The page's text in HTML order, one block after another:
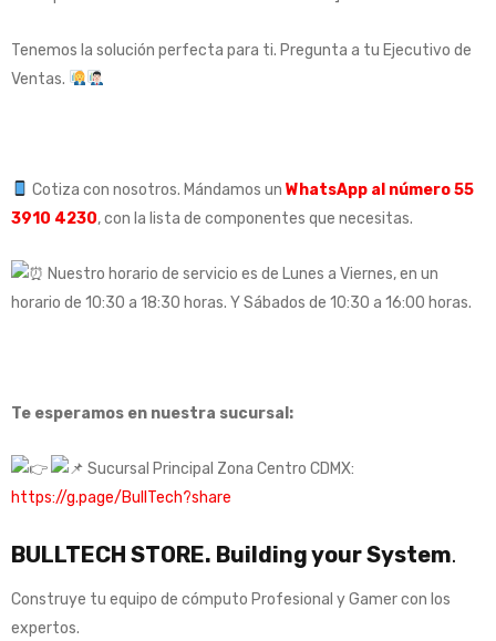
Tenemos la solución perfecta para ti. Pregunta a tu Ejecutivo de
Ventas.
Cotiza con nosotros. Mándamos un WhatsApp al número 55
3910 4230, con la lista de componentes que necesitas.
Nuestro horario de servicio es de Lunes a Viernes, en un
horario de 10:30 a 18:30 horas. Y Sábados de 10:30 a 16:00 horas.
Te esperamos en nuestra sucursal:
Sucursal Principal Zona Centro CDMX:
https://g.page/BullTech?share
BULLTECH STORE. Building your System.
Construye tu equipo de cómputo Profesional y Gamer con los
expertos.